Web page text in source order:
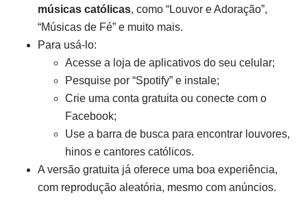
músicas católicas, como “Louvor e Adoração”,
“Músicas de Fé” e muito mais.
Para usá-lo:
Acesse a loja de aplicativos do seu celular;
Pesquise por “Spotify” e instale;
Crie uma conta gratuita ou conecte com o
Facebook;
Use a barra de busca para encontrar louvores,
hinos e cantores católicos.
A versão gratuita já oferece uma boa experiência,
com reprodução aleatória, mesmo com anúncios.